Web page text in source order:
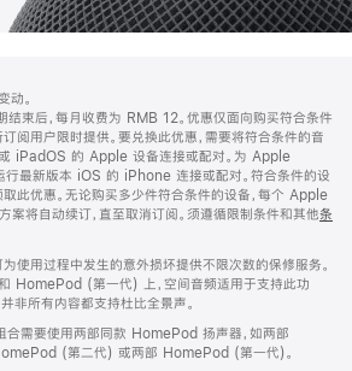
动。
结束后，每月收费为 RMB 12。优惠仅面向购买符合条件
用户限时提供。要兑换此优惠，需要将符合条件的音
iPadOS 的 Apple 设备连接或配对。为 Apple
行最新版本 iOS 的 iPhone 连接或配对。符合条件的设
此优惠。无论购买多少件符合条件的设备，每个 Apple
案将自动续订，直至取消订阅。须遵循限制条件和其他条
用过程中发生的意外损坏提供不限次数的保修服务。
HomePod (第一代) 上，空间音频适用于支持此功
非所有内容都支持杜比全景声。
需要使用两部同款 HomePod 扬声器，如两部
(第二代) 或两部 HomePod (第一代)。